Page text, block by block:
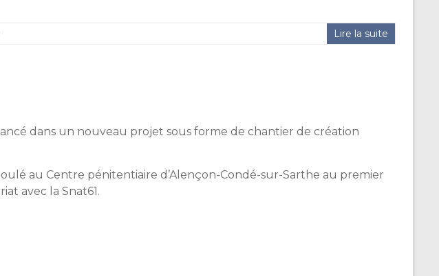
Lire la suite
lancé dans un nouveau projet sous forme de chantier de création
au Centre pénitentiaire d’Alençon-Condé-sur-Sarthe au premier
avec la Snat61.